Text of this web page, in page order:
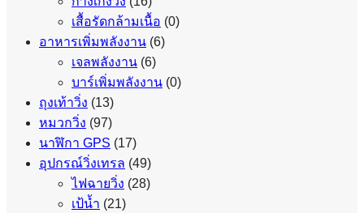
เสื้อรัดกล้ามเนื้อ (0)
อาหารเพิ่มพลังงาน (6)
เจลพลังงาน (6)
บาร์เพิ่มพลังงาน (0)
ถุงเท้าวิ่ง (13)
หมวกวิ่ง (97)
นาฬิกา GPS (17)
อุปกรณ์วิ่งเทรล (49)
ไฟฉายวิ่ง (28)
เป้น้ำ (21)